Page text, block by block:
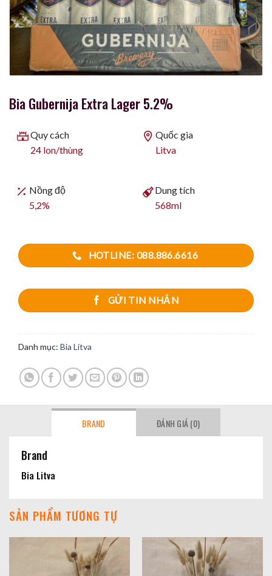
Bia Gubernija Extra Lager 5.2%
Quy cách
24 lon/thùng
Quốc gia
Litva
Nồng độ
5,2%
Dung tích
568ml
HOTLINE: 088.886.6616
GỬI TIN NHẮN
Danh mục: Bia Litva
BRAND ĐÁNH GIÁ (0)
Brand
Bia Litva
SẢN PHẨM TƯƠNG TỰ